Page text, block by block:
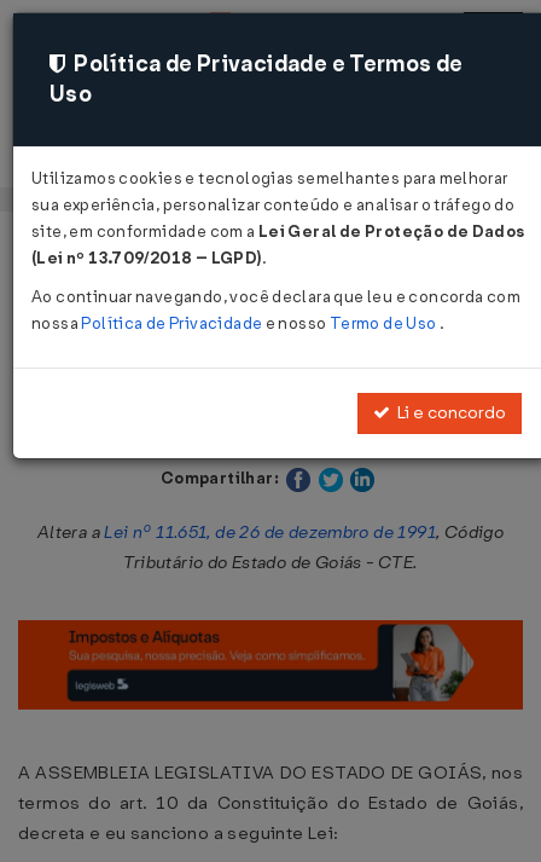
Acessar
Página Inicial Legislações
Lei Nº 22088 DE 06/07/2023
Publicado no DOE - GO em 6 jul 2023
Compartilhar:
Altera aLei nº 11.651, de 26 de dezembro de 1991, Código
Tributário do Estado de Goiás - CTE.
A ASSEMBLEIA LEGISLATIVA DO ESTADO DE GOIÁS, nos
termos do art. 10 da Constituição do Estado de Goiás,
decreta e eu sanciono a seguinte Lei:
Política de Privacidade e Termos de
Uso
Utilizamos cookies e tecnologias semelhantes para melhorar
sua experiência, personalizar conteúdo e analisar o tráfego do
site, em conformidade com a Lei Geral de Proteção de Dados
(Lei nº 13.709/2018 – LGPD).
Ao continuar navegando, você declara que leu e concorda com
nossaPolítica de Privacidade e nosso Termo de Uso .
Li e concordo